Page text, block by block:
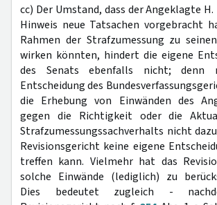
cc) Der Umstand, dass der Angeklagte H.
Hinweis neue Tatsachen vorgebracht
Rahmen der Strafzumessung zu
wirken könnten, hindert die eigene
des Senats ebenfalls nicht; denn
Entscheidung des
die Erhebung von Einwänden des
gegen die Richtigkeit oder die
Strafzumessungssachverhalts nicht
Revisionsgericht keine eigene
treffen kann. Vielmehr hat das
solche Einwände (lediglich) zu
Dies bedeutet zugleich -